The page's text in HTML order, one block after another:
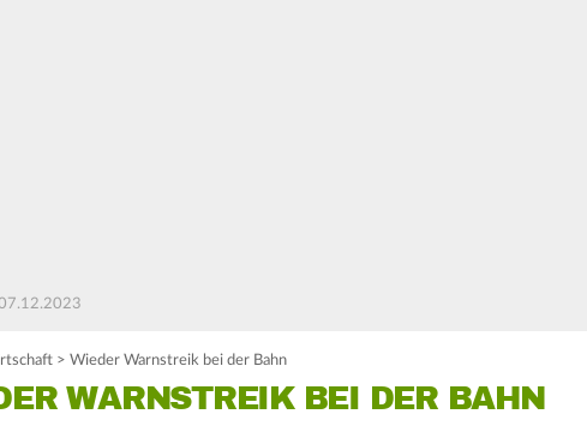
> Wieder Warnstreik bei der Bahn
WARNSTREIK BEI DER BAHN